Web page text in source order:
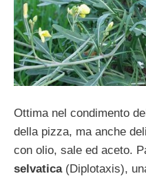
Ottima nel condimento
della pizza, ma anche
con olio, sale ed aceto.
selvatica (Diplotaxis),